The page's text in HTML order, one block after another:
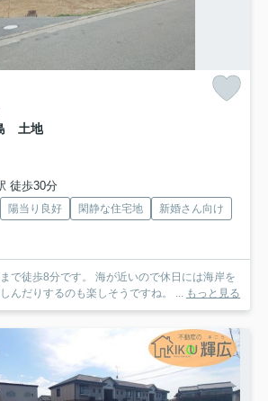
土地
徒歩30分
陽当り良好 閑静な住宅地
新婚さん向け
で徒歩8分です。 海が近いので休日には海岸を
んだりするのも楽しそうですね。 ... もっと見る